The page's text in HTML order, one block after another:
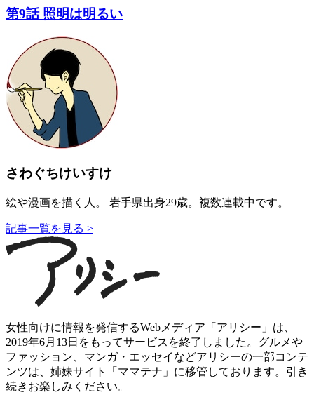
第9話 照明は明るい
さわぐちけいすけ
絵や漫画を描く人。 岩手県出身29歳。複数連載中です。
記事一覧を見る >
女性向けに情報を発信するWebメディア「アリシー」は、
2019年6月13日をもってサービスを終了しました。グルメや
ファッション、マンガ・エッセイなどアリシーの一部コンテ
ンツは、姉妹サイト「ママテナ」に移管しております。引き
続きお楽しみください。